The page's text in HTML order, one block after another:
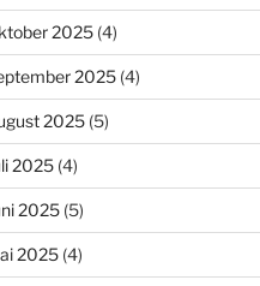
2025(4)
2025(4)
2025(5)
2025(4)
2025(5)
2025(4)